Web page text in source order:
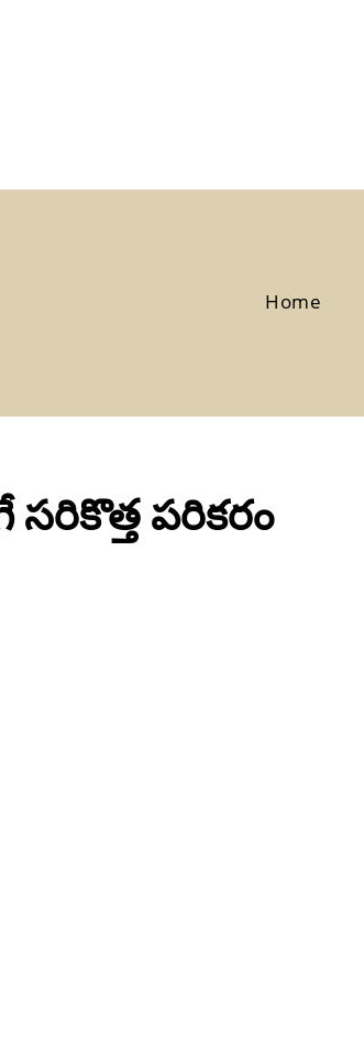
Home
పరికరం